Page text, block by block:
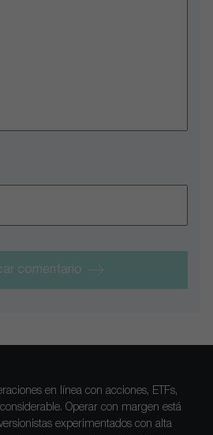
comentario
en línea con acciones, ETFs,
Operar con margen está
experimentados con alta